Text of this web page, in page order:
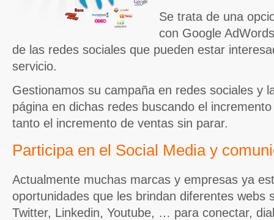
Se trata de una
con Google
de las redes sociales que pueden estar
servicio.
Gestionamos su campaña en redes sociales y
página en dichas redes buscando el
tanto el incremento de ventas sin parar.
Participa en el Social Media y
Actualmente muchas marcas y empresas ya
oportunidades que les brindan diferentes webs
Twitter, Linkedin, Youtube, … para conectar,